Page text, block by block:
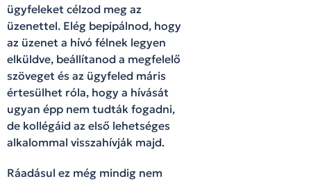
ügyfeleket célzod meg az
üzenettel. Elég bepipálnod, hogy
az üzenet a hívó félnek legyen
elküldve, beállítanod a megfelelő
szöveget és az ügyfeled máris
értesülhet róla, hogy a hívását
ugyan épp nem tudták fogadni,
de kollégáid az első lehetséges
alkalommal visszahívják majd.
Ráadásul ez még mindig nem